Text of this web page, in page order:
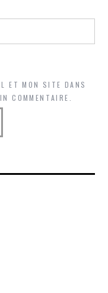
ET MON SITE DANS
COMMENTAIRE.